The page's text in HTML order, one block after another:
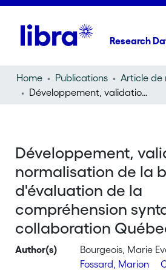
Research
Home Publications
Développement, validation et normalisation de la batterie d'évaluation de la compréhension syntaxique: une collaboration Québec-Suisse
Développement,
normalisation de la
d'évaluation de la
compréhension
collaboration
Author(s)
Bourgeois, Marie
Fossard, Marion